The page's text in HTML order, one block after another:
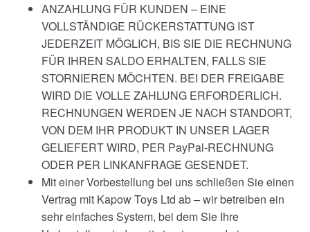
ANZAHLUNG FÜR KUNDEN – EINE
VOLLSTÄNDIGE RÜCKERSTATTUNG IST
JEDERZEIT MÖGLICH, BIS SIE DIE RECHNUNG
FÜR IHREN SALDO ERHALTEN, FALLS SIE
STORNIEREN MÖCHTEN. BEI DER FREIGABE
WIRD DIE VOLLE ZAHLUNG ERFORDERLICH.
RECHNUNGEN WERDEN JE NACH STANDORT,
VON DEM IHR PRODUKT IN UNSER LAGER
GELIEFERT WIRD, PER PayPal-RECHNUNG
ODER PER LINKANFRAGE GESENDET.
Mit einer Vorbestellung bei uns schließen Sie einen
Vertrag mit Kapow Toys Ltd ab – wir betreiben ein
sehr einfaches System, bei dem Sie Ihre